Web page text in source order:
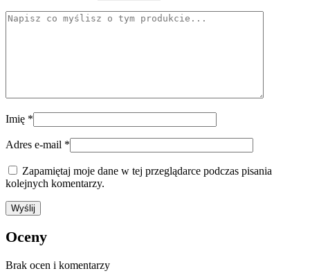
Imię *
Adres e-mail *
Zapamiętaj moje dane w tej przeglądarce podczas pisania
kolejnych komentarzy.
Oceny
Brak ocen i komentarzy